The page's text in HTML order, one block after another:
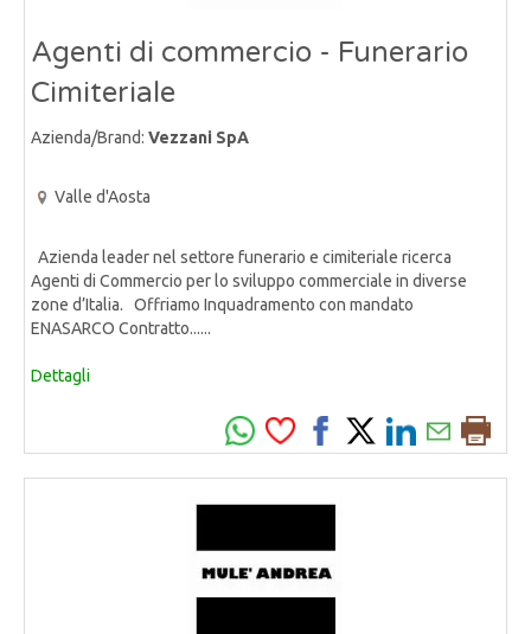
Agenti di commercio - Funerario
Cimiteriale
Azienda/Brand: Vezzani SpA
Valle d'Aosta
Azienda leader nel settore funerario e cimiteriale ricerca
Agenti di Commercio per lo sviluppo commerciale in diverse
zone d’Italia. Offriamo Inquadramento con mandato
ENASARCO Contratto......
Dettagli